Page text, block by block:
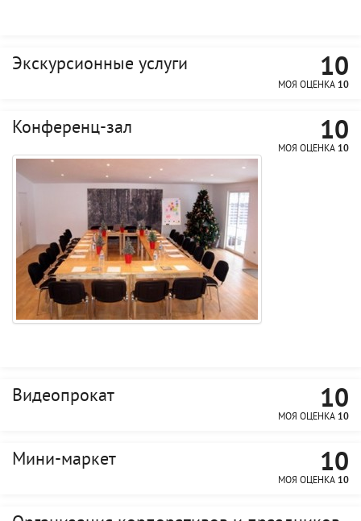
Экскурсионные услуги 10
МОЯ ОЦЕНКА 10
Конференц-зал 10
МОЯ ОЦЕНКА 10
Видеопрокат 10
МОЯ ОЦЕНКА 10
Мини-маркет 10
МОЯ ОЦЕНКА 10